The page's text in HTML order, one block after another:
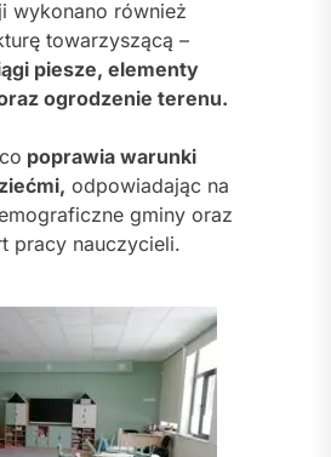
wykonano również
towarzyszącą –
piesze, elementy
ogrodzenie terenu.
poprawia warunki
odpowiadając na
gminy oraz
pracy nauczycieli.